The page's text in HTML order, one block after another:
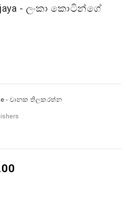
- ලංකා කොටින්ගේ
- චානක තිලකරත්න